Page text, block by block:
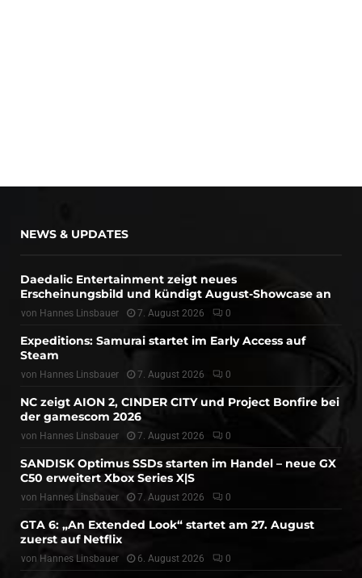
NEWS & UPDATES
Daedalic Entertainment zeigt neues
Erscheinungsbild und kündigt August-Showcase an
von Hannes Linsbauer 7. August 2026 0
Expeditions: Samurai startet im Early Access auf
Steam
von Hannes Linsbauer 7. August 2026 0
NC zeigt AION 2, CINDER CITY und Project Bonfire bei
der gamescom 2026
von Hannes Linsbauer 7. August 2026 0
SANDISK Optimus SSDs starten im Handel – neue GX
C50 erweitert Xbox Series X|S
von Hannes Linsbauer 7. August 2026 0
GTA 6: „An Extended Look“ startet am 27. August
zuerst auf Netflix
von Hannes Linsbauer 6. August 2026 0